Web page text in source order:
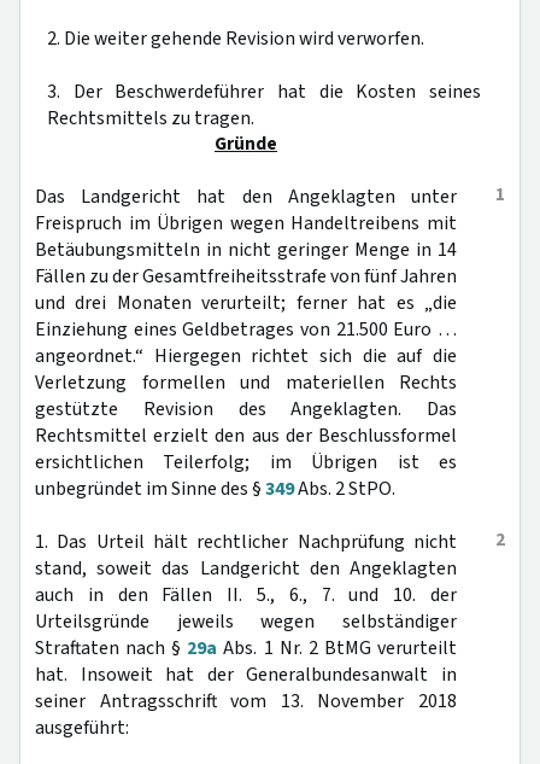
2. Die weiter gehende Revision wird verworfen.
3. Der Beschwerdeführer hat die Kosten seines
Rechtsmittels zu tragen.
Gründe
1
Das Landgericht hat den Angeklagten unter
Freispruch im Übrigen wegen Handeltreibens mit
Betäubungsmitteln in nicht geringer Menge in 14
Fällen zu der Gesamtfreiheitsstrafe von fünf Jahren
und drei Monaten verurteilt; ferner hat es „die
Einziehung eines Geldbetrages von 21.500 Euro …
angeordnet.“ Hiergegen richtet sich die auf die
Verletzung formellen und materiellen Rechts
gestützte Revision des Angeklagten. Das
Rechtsmittel erzielt den aus der Beschlussformel
ersichtlichen Teilerfolg; im Übrigen ist es
unbegründet im Sinne des §349Abs. 2 StPO.
2
1. Das Urteil hält rechtlicher Nachprüfung nicht
stand, soweit das Landgericht den Angeklagten
auch in den Fällen II. 5., 6., 7. und 10. der
Urteilsgründe jeweils wegen selbständiger
Straftaten nach § 29a Abs. 1 Nr. 2 BtMG verurteilt
hat. Insoweit hat der Generalbundesanwalt in
seiner Antragsschrift vom 13. November 2018
ausgeführt: